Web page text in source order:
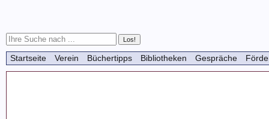
Startseite Verein Büchertipps Bibliotheken Gespräche